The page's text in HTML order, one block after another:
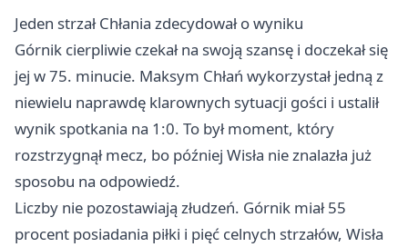
Jeden strzał Chłania zdecydował o wyniku
Górnik cierpliwie czekał na swoją szansę i doczekał się
jej w 75. minucie. Maksym Chłań wykorzystał jedną z
niewielu naprawdę klarownych sytuacji gości i ustalił
wynik spotkania na 1:0. To był moment, który
rozstrzygnął mecz, bo później Wisła nie znalazła już
sposobu na odpowiedź.
Liczby nie pozostawiają złudzeń. Górnik miał 55
procent posiadania piłki i pięć celnych strzałów, Wisła